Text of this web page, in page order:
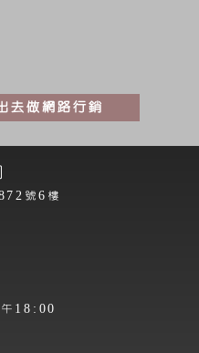
去做網路行銷
號6樓
18:00